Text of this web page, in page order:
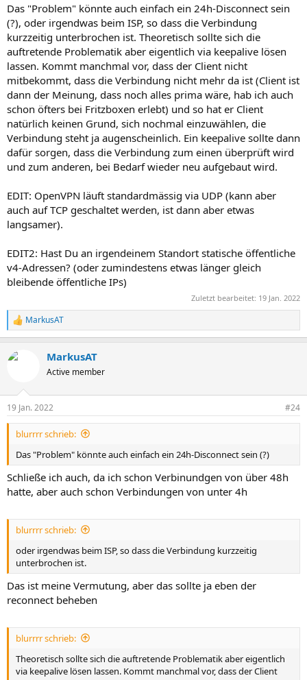
Das "Problem" könnte auch einfach ein 24h-Disconnect sein
(?), oder irgendwas beim ISP, so dass die Verbindung
kurzzeitig unterbrochen ist. Theoretisch sollte sich die
auftretende Problematik aber eigentlich via keepalive lösen
lassen. Kommt manchmal vor, dass der Client nicht
mitbekommt, dass die Verbindung nicht mehr da ist (Client ist
dann der Meinung, dass noch alles prima wäre, hab ich auch
schon öfters bei Fritzboxen erlebt) und so hat er Client
natürlich keinen Grund, sich nochmal einzuwählen, die
Verbindung steht ja augenscheinlich. Ein keepalive sollte dann
dafür sorgen, dass die Verbindung zum einen überprüft wird
und zum anderen, bei Bedarf wieder neu aufgebaut wird.
EDIT: OpenVPN läuft standardmässig via UDP (kann aber
auch auf TCP geschaltet werden, ist dann aber etwas
langsamer).
EDIT2: Hast Du an irgendeinem Standort statische öffentliche
v4-Adressen? (oder zumindestens etwas länger gleich
bleibende öffentliche IPs)
Zuletzt bearbeitet: 19 Jan. 2022
R
e
k
e
n
MarkusAT
MarkusAT
Active member
19 Jan. 2022 #24
blurrrr schrieb:
Das "Problem" könnte auch einfach ein 24h-Disconnect sein (?)
Schließe ich auch, da ich schon Verbinundgen von über 48h
hatte, aber auch schon Verbindungen von unter 4h
blurrrr schrieb:
oder irgendwas beim ISP, so dass die Verbindung kurzzeitig
unterbrochen ist.
Das ist meine Vermutung, aber das sollte ja eben der
reconnect beheben
blurrrr schrieb:
Theoretisch sollte sich die auftretende Problematik aber eigentlich
via keepalive lösen lassen. Kommt manchmal vor, dass der Client